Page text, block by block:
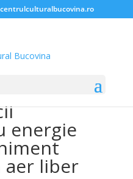
energie
aer liber